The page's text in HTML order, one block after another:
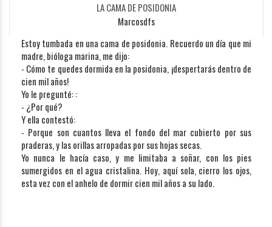
LA CAMA DE POSIDONIA
Marcosdfs
Estoy tumbada en una cama de posidonia. Recuerdo un día que mi
madre, bióloga marina, me dijo:
- Cómo te quedes dormida en la posidonia, ¡despertarás dentro de
cien mil años!
Yo le pregunté: :
- ¿Por qué?
Y ella contestó:
- Porque son cuantos lleva el fondo del mar cubierto por sus
praderas, y las orillas arropadas por sus hojas secas.
Yo nunca le hacía caso, y me limitaba a soñar, con los pies
sumergidos en el agua cristalina. Hoy, aquí sola, cierro los ojos,
esta vez con el anhelo de dormir cien mil años a su lado.